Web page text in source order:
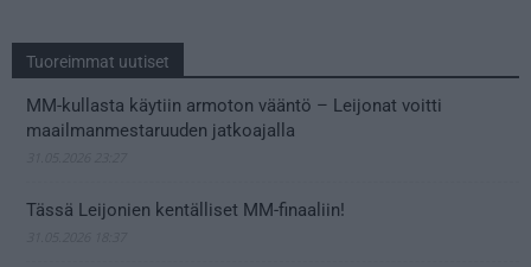
Tuoreimmat uutiset
MM-kullasta käytiin armoton vääntö – Leijonat voitti
maailmanmestaruuden jatkoajalla
Tässä Leijonien kentälliset MM-finaaliin!